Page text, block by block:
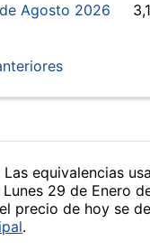
Agosto 2026
equivalencias
29 de Enero
precio de hoy se
.